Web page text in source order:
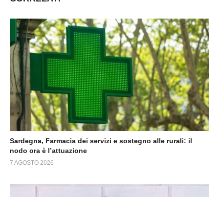
Sardegna, Farmacia dei servizi e sostegno alle rurali: il
nodo ora è l’attuazione
7 AGOSTO 2026